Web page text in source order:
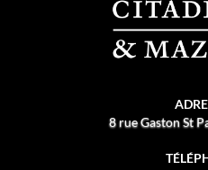
8 rue Gaston St